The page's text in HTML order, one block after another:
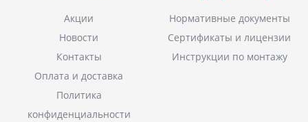
Акции
Новости
Контакты
Оплата и доставка
Политика
конфиденциальности
Нормативные документы
Сертификаты и лицензии
Инструкции по монтажу